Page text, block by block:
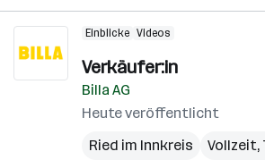
Einblicke Videos
Verkäufer:in
Billa AG
Heute veröffentlicht
Ried im Innkreis
Vollzeit,